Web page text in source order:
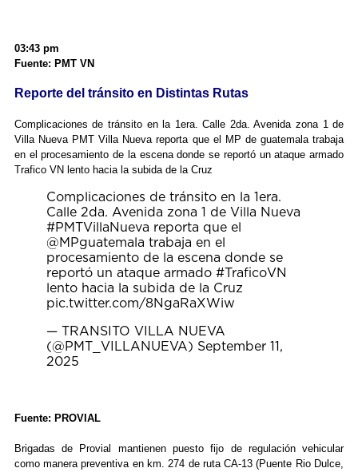
03:43 pm
Fuente: PMT VN
Reporte del tránsito en Distintas Rutas
Complicaciones de tránsito en la 1era. Calle 2da. Avenida zona 1 de
Villa Nueva PMT Villa Nueva reporta que el MP de guatemala trabaja
en el procesamiento de la escena donde se reportó un ataque armado
Trafico VN lento hacia la subida de la Cruz
Complicaciones de tránsito en la 1era.
Calle 2da. Avenida zona 1 de Villa Nueva
#PMTVillaNueva reporta que el
@MPguatemala trabaja en el
procesamiento de la escena donde se
reportó un ataque armado #TraficoVN
lento hacia la subida de la Cruz
pic.twitter.com/8NgaRaXWiw
— TRANSITO VILLA NUEVA
(@PMT_VILLANUEVA) September 11,
2025
Fuente: PROVIAL
Brigadas de Provial mantienen puesto fijo de regulación vehicular
como manera preventiva en km. 274 de ruta CA-13 (Puente Rio Dulce,